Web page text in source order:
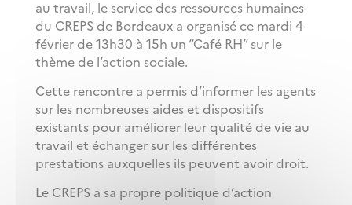
au travail, le service des ressources humaines
du CREPS de Bordeaux a organisé ce mardi 4
février de 13h30 à 15h un “Café RH” sur le
thème de l’action sociale.
Cette rencontre a permis d’informer les agents
sur les nombreuses aides et dispositifs
existants pour améliorer leur qualité de vie au
travail et échanger sur les différentes
prestations auxquelles ils peuvent avoir droit.
Le CREPS a sa propre politique d’action